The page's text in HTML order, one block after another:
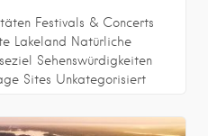
Festivals & Concerts
Lakeland Natürliche
Sehenswürdigkeiten
Sites Unkategorisiert